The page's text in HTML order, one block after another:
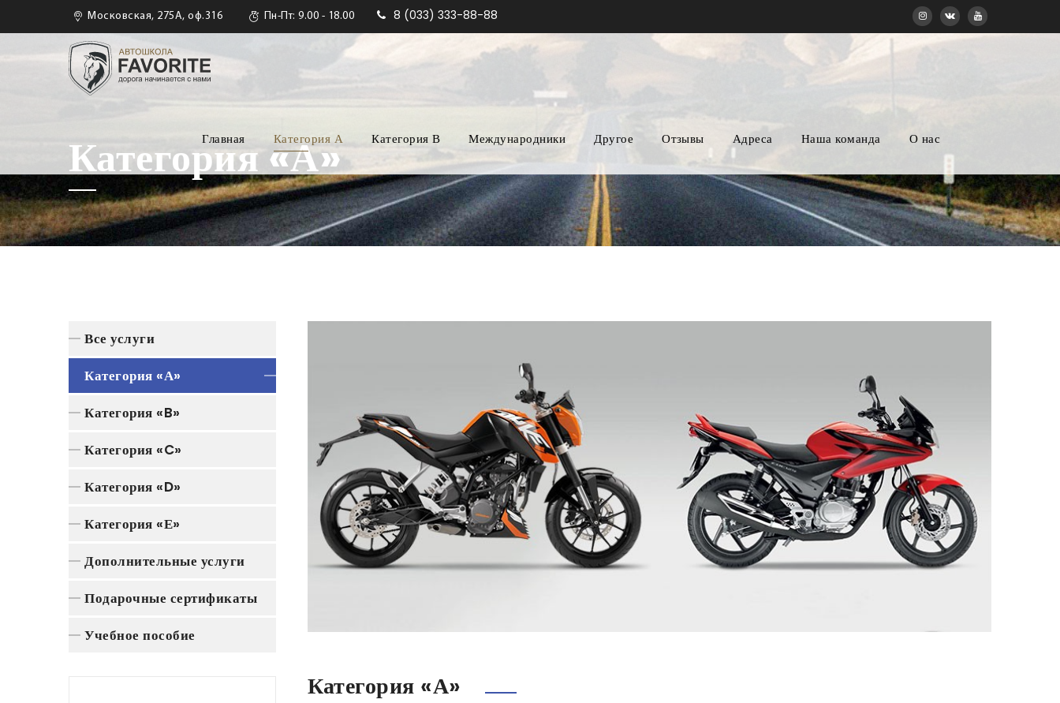
Московская, 275А, оф.316 Пн-Пт: 9.00 - 18.00 8 (033) 333-88-88
Главная Категория А Категория В Международники Другое Отзывы Адреса Наша команда О нас
Категория «А»
Все услуги
Категория «А»
Категория «B»
Категория «C»
Категория «D»
Категория «Е»
Дополнительные услуги
Подарочные сертификаты
Учебное пособие
Категория «А»